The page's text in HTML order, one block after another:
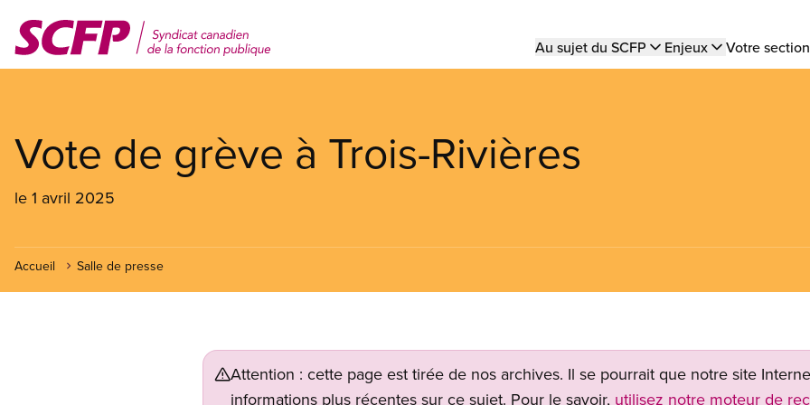
contenu
Main
Au sujet du SCFP Enjeux Votre
Vote de grève à Trois-Rivières
le 1 avril 2025
Accueil Salle de presse
Attention : cette page est tirée de nos archives. Il se pourrait que notre site
informations plus récentes sur ce sujet. Pour le savoir, utilisez notre moteur de